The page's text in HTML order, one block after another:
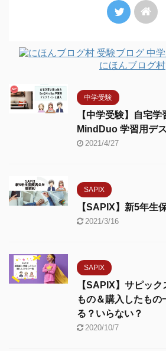
にほんブログ村
中学受験
【中学受験】自宅
MindDuo 学習用デ
2021/4/27
SAPIX
【SAPIX】新5年生
2021/3/16
SAPIX
【SAPIX】サピッ
もの＆購入したもの
る？いらない？
2020/10/7